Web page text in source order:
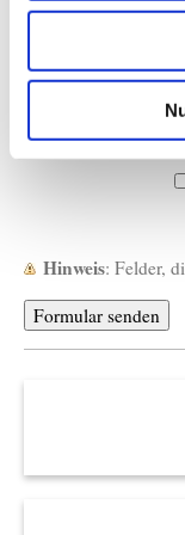
Hinweis : Felder,